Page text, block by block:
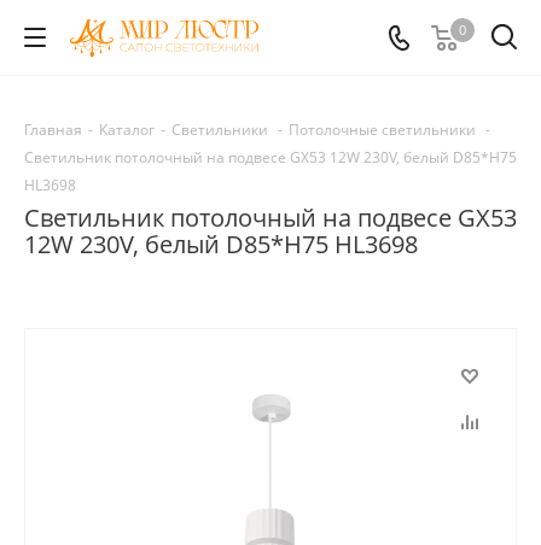
0
Главная - Каталог - Светильники - Потолочные светильники -
Светильник потолочный на подвесе GX53 12W 230V, белый D85*H75
HL3698
Светильник потолочный на подвесе GX53
12W 230V, белый D85*H75 HL3698